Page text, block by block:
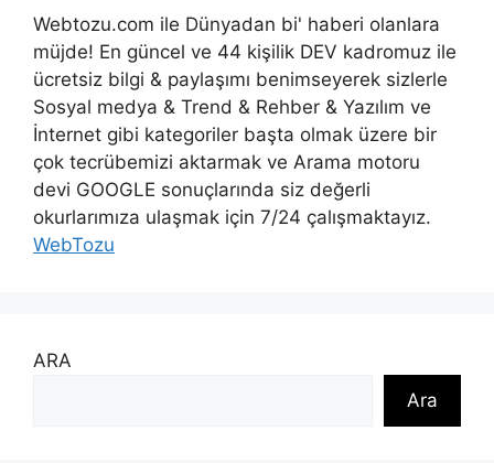
Webtozu.com ile Dünyadan bi' haberi olanlara
müjde! En güncel ve 44 kişilik DEV kadromuz ile
ücretsiz bilgi & paylaşımı benimseyerek sizlerle
Sosyal medya & Trend & Rehber & Yazılım ve
İnternet gibi kategoriler başta olmak üzere bir
çok tecrübemizi aktarmak ve Arama motoru
devi GOOGLE sonuçlarında siz değerli
okurlarımıza ulaşmak için 7/24 çalışmaktayız.
WebTozu
ARA
Ara